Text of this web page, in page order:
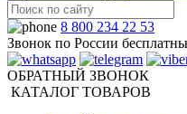
8 800 234 22 53
Звонок по России
ОБРАТНЫЙ ЗВОНОК
КАТАЛОГ ТОВАРОВ